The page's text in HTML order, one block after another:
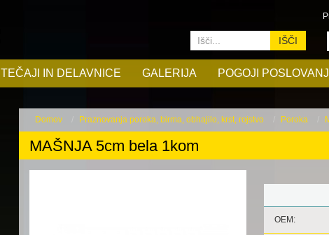
TEČAJI IN DELAVNICE GALERIJA POGOJI
IŠČI
Domov Praznovanja poroka, birma, obhajilo, krst, rojstvo Poroka
MAŠNJA 5cm bela 1kom
OEM: